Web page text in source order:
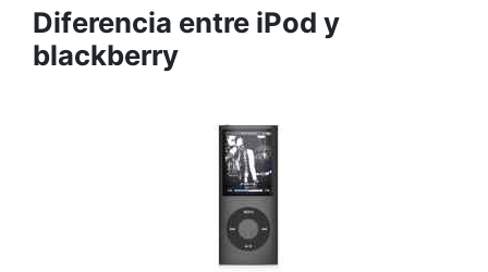
Diferencia entre iPod y
blackberry